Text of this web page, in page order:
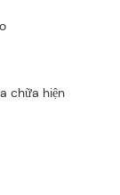
chữa hiện